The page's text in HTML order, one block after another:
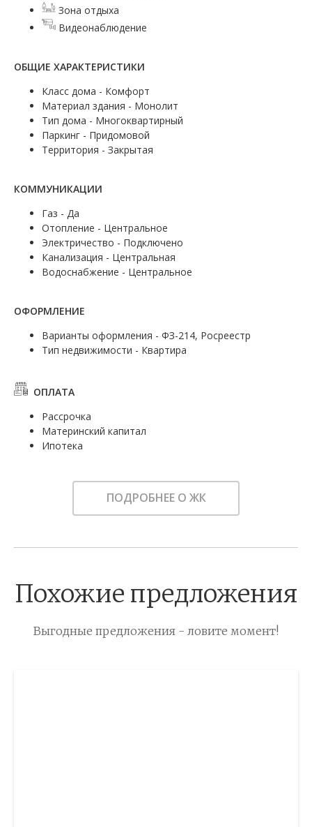
Зона отдыха
Видеонаблюдение
ОБЩИЕ ХАРАКТЕРИСТИКИ
Класс дома - Комфорт
Материал здания - Монолит
Тип дома - Многоквартирный
Паркинг - Придомовой
Территория - Закрытая
КОММУНИКАЦИИ
Газ - Да
Отопление - Центральное
Электричество - Подключено
Канализация - Центральная
Водоснабжение - Центральное
ОФОРМЛЕНИЕ
Варианты оформления - ФЗ-214, Росреестр
Тип недвижимости - Квартира
ОПЛАТА
Рассрочка
Материнский капитал
Ипотека
ПОДРОБНЕЕ О ЖК
Похожие предложения
Выгодные предложения - ловите момент!